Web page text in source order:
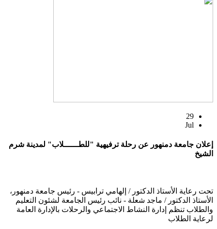
29
Jul
إعلان جامعة دمنهور عن رحلة ترفيهية "للطــــــلاب" لمدينة شرم
الشيخ
تحت رعاية الأستاذ الدكتور / إلهامي ترابيس - رئيس جامعة دمنهور،
الأستاذ الدكتور / ماجد شعلة - نائب رئيس الجامعة لشئون التعليم
والطلاب تنظم إدارة النشاط الاجتماعي والرحلات بالإدارة العامة
لرعاية الطلاب